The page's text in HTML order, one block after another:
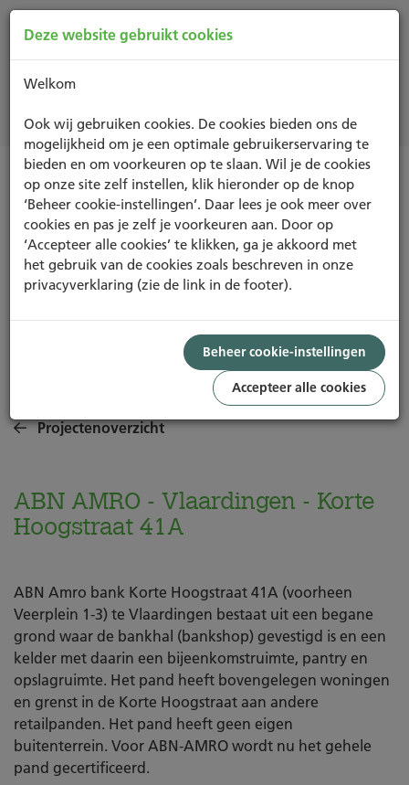
Projecten
IN-USE
ASSET BEHEER
VERY GOOD
GEBRUIK
VERY GOOD
Projectenoverzicht
ABN AMRO - Vlaardingen - Korte
Hoogstraat 41A
ABN Amro bank Korte Hoogstraat 41A (voorheen
Veerplein 1-3) te Vlaardingen bestaat uit een begane
grond waar de bankhal (bankshop) gevestigd is en een
kelder met daarin een bijeenkomstruimte, pantry en
opslagruimte. Het pand heeft bovengelegen woningen
en grenst in de Korte Hoogstraat aan andere
retailpanden. Het pand heeft geen eigen
buitenterrein. Voor ABN-AMRO wordt nu het gehele
pand gecertificeerd.
Deze website gebruikt cookies
Welkom
Ook wij gebruiken cookies. De cookies bieden ons de
mogelijkheid om je een optimale gebruikerservaring te
bieden en om voorkeuren op te slaan. Wil je de cookies
op onze site zelf instellen, klik hieronder op de knop
‘Beheer cookie-instellingen’. Daar lees je ook meer over
cookies en pas je zelf je voorkeuren aan. Door op
‘Accepteer alle cookies’ te klikken, ga je akkoord met
het gebruik van de cookies zoals beschreven in onze
privacyverklaring (zie de link in de footer).
Beheer cookie-instellingen
Accepteer alle cookies